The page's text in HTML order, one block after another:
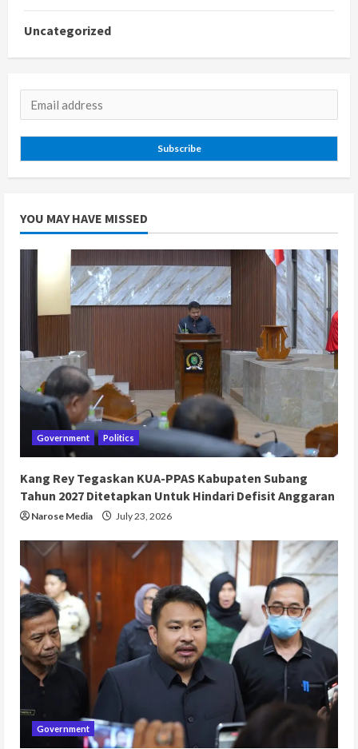
Uncategorized
Subscribe
YOU MAY HAVE MISSED
Government Politics
Kang Rey Tegaskan KUA-PPAS Kabupaten Subang
Tahun 2027 Ditetapkan Untuk Hindari Defisit Anggaran
Narose Media July 23, 2026
Government